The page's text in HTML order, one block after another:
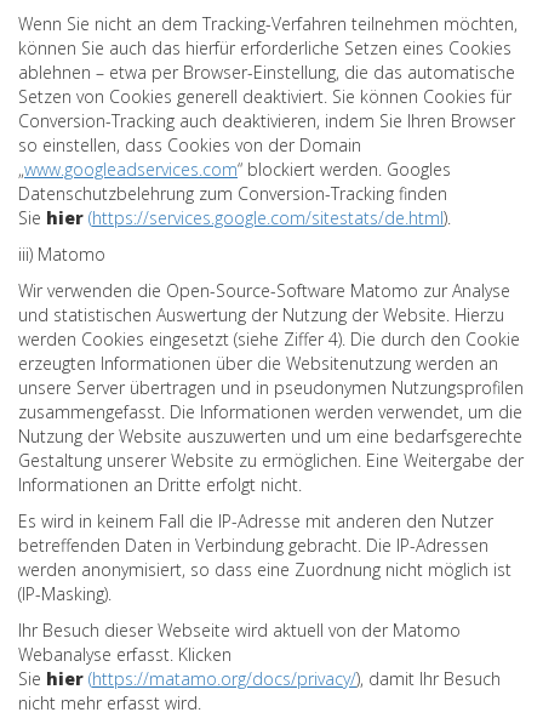
Wenn Sie nicht an dem Tracking-Verfahren teilnehmen möchten,
können Sie auch das hierfür erforderliche Setzen eines Cookies
ablehnen – etwa per Browser-Einstellung, die das automatische
Setzen von Cookies generell deaktiviert. Sie können Cookies für
Conversion-Tracking auch deaktivieren, indem Sie Ihren Browser
so einstellen, dass Cookies von der Domain
„www.googleadservices.com“ blockiert werden. Googles
Datenschutzbelehrung zum Conversion-Tracking finden
Sie hier (https://services.google.com/sitestats/de.html).
iii) Matomo
Wir verwenden die Open-Source-Software Matomo zur Analyse
und statistischen Auswertung der Nutzung der Website. Hierzu
werden Cookies eingesetzt (siehe Ziffer 4). Die durch den Cookie
erzeugten Informationen über die Websitenutzung werden an
unsere Server übertragen und in pseudonymen Nutzungsprofilen
zusammengefasst. Die Informationen werden verwendet, um die
Nutzung der Website auszuwerten und um eine bedarfsgerechte
Gestaltung unserer Website zu ermöglichen. Eine Weitergabe der
Informationen an Dritte erfolgt nicht.
Es wird in keinem Fall die IP-Adresse mit anderen den Nutzer
betreffenden Daten in Verbindung gebracht. Die IP-Adressen
werden anonymisiert, so dass eine Zuordnung nicht möglich ist
(IP-Masking).
Ihr Besuch dieser Webseite wird aktuell von der Matomo
Webanalyse erfasst. Klicken
Sie hier (https://matamo.org/docs/privacy/), damit Ihr Besuch
nicht mehr erfasst wird.